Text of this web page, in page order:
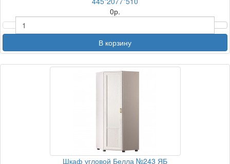
0р.
В корзину
Шкаф угловой Белла №243 ЯБ